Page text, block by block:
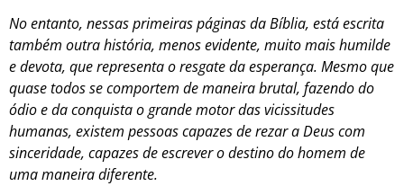
No entanto, nessas primeiras páginas da Bíblia, está escrita
também outra história, menos evidente, muito mais humilde
e devota, que representa o resgate da esperança. Mesmo que
quase todos se comportem de maneira brutal, fazendo do
ódio e da conquista o grande motor das vicissitudes
humanas, existem pessoas capazes de rezar a Deus com
sinceridade, capazes de escrever o destino do homem de
uma maneira diferente.